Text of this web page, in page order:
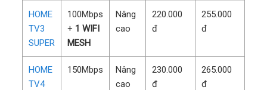
HOME
TV3
SUPER
100Mbps
+ 1 WIFI
MESH
Nâng
cao
220.000
đ
255.000
đ
HOME
TV4
150Mbps
Nâng
cao
230.000
đ
265.000
đ